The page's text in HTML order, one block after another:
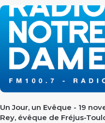
Un Jour, un Evêque - 19
Rey, évêque de Fréjus-